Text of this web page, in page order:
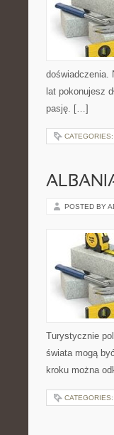
doświadczenia.
lat pokonujesz
pasję. […]
CATEGORIES:
POSTED BY
Turystycznie
świata mogą
kroku można
CATEGORIES: